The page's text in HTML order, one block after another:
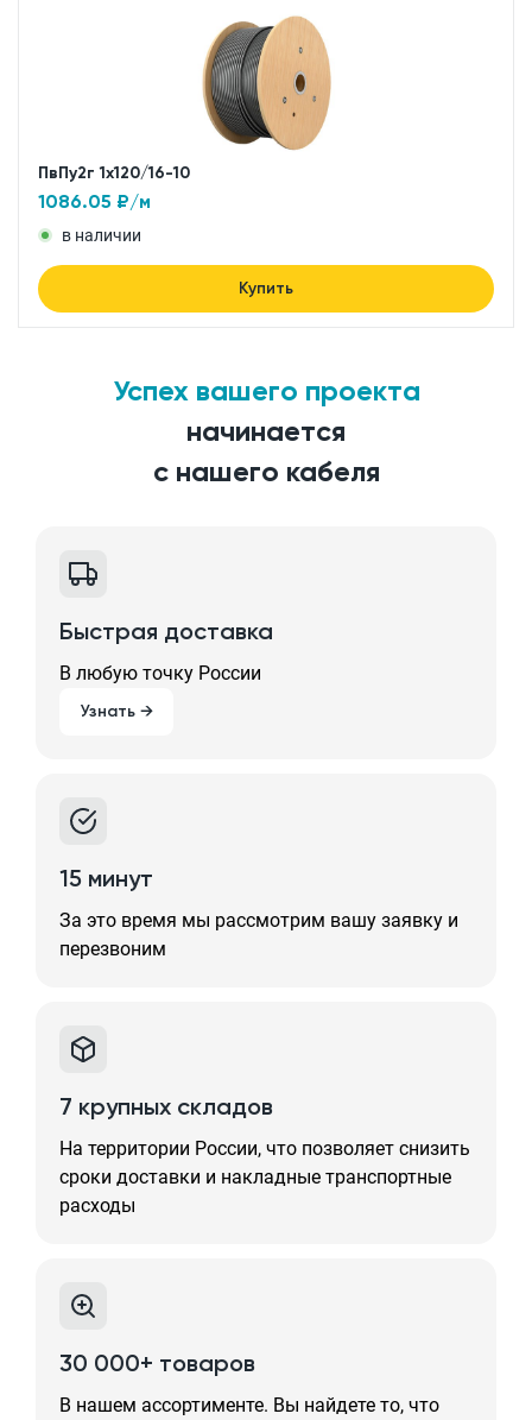
ПвПу2г 1x120/16-10
1086.05 ₽/м
в наличии
Купить
Успех вашего проекта
начинается
с нашего кабеля
Быстрая доставка
В любую точку России
Узнать →
15 минут
За это время мы рассмотрим вашу заявку и
перезвоним
7 крупных складов
На территории России, что позволяет снизить
сроки доставки и накладные транспортные
расходы
30 000+ товаров
В нашем ассортименте. Вы найдете то, что